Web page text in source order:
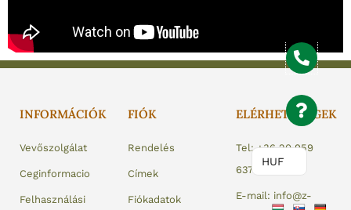
INFORMÁCIÓK
Vevőszolgálat
Ceginformacio
Felhasználási
FIÓK
Rendelés
Címek
Fiókadatok
ELÉRHETŐSÉGEK
Tel: +36 20 959
6375
E-mail: info@z-
HUF